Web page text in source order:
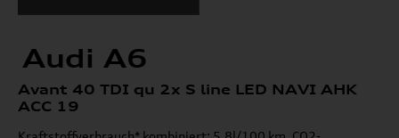
Audi A6
Avant 40 TDI qu 2x S line LED NAVI AHK
ACC 19